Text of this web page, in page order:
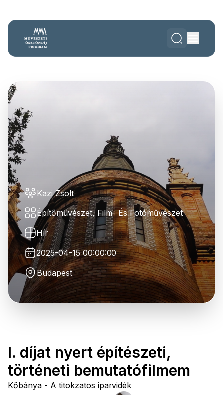
Kazi Zsolt
Építőművészet, Film- És Fotóművészet
Hír
2025-04-15 00:00:00
Budapest
I. díjat nyert építészeti,
történeti bemutatófilmem
Kőbánya - A titokzatos iparvidék